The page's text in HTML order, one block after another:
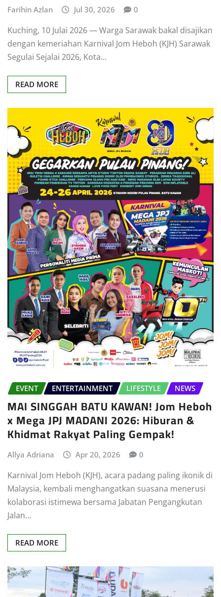
Farihin Azlan Jul 30, 2026 0
Kuching, 10 Julai 2026 — Warga Sarawak bakal disajikan
dengan kemeriahan Karnival Jom Heboh (KJH) Sarawak
Segulai Sejalai 2026, Kota…
READ MORE
EVENT ENTERTAINMENT LIFESTYLE NEWS
MAI SINGGAH BATU KAWAN! Jom Heboh
x Mega JPJ MADANI 2026: Hiburan &
Khidmat Rakyat Paling Gempak!
Allya Adriana Apr 20, 2026 0
Karnival Jom Heboh (KJH), acara padang paling ikonik di
Malaysia, kembali menghangatkan suasana menerusi
kolaborasi istimewa bersama Jabatan Pengangkutan
Jalan…
READ MORE